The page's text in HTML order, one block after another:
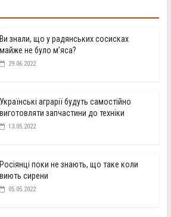
Ви знали, що у радянських сосисках
майже не було м’яса?
29.06.2022
Українські аграрії будуть самостійно
виготовляти запчастини до техніки
13.05.2022
Росіянці поки не знають, що таке коли
виють сирени
05.05.2022